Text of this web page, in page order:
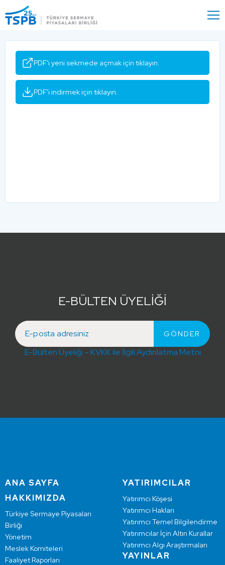
Close
PDF'i yeni sekmede açmak için tıklayın.
PDF'i indirmek için tıklayın.
E-BÜLTEN ÜYELİĞİ
E-Bülten Üyeliği – KVKK ile İlgili Aydınlatma Metni
ANA SAYFA
HAKKIMIZDA
Türkiye Sermaye Piyasaları
Birliği
Yönetim
Meslek Komiteleri
Faaliyet Raporları
YATIRIMCILAR
Yatırımcı Köşesi
Yatırımcı Hakları
Yatırımcı Temel Bilgilendirme
Yatırımcılar İçin Altın Kurallar
Yatırımcı Algı Araştırmaları
YAYINLAR